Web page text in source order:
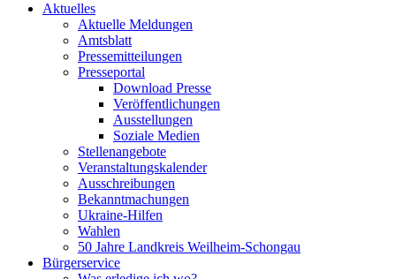
Aktuelles
Aktuelle Meldungen
Amtsblatt
Pressemitteilungen
Presseportal
Download Presse
Veröffentlichungen
Ausstellungen
Soziale Medien
Stellenangebote
Veranstaltungskalender
Ausschreibungen
Bekanntmachungen
Ukraine-Hilfen
Wahlen
50 Jahre Landkreis Weilheim-Schongau
Bürgerservice